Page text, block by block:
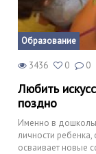
Образование
3436 0 0
Любить
поздно
Именно в
личности
осваивает новые